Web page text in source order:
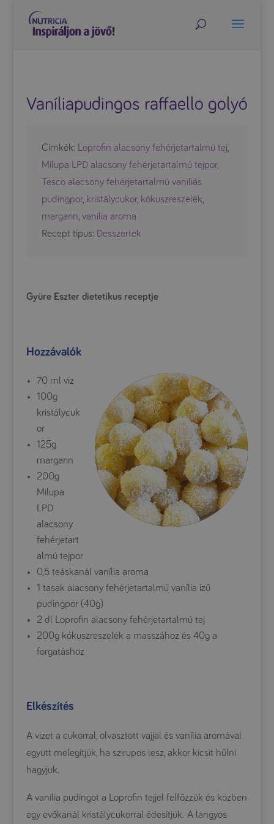
Vaníliapudingos raffaello golyó
Címkék: Loprofin alacsony fehérjetartalmú tej,
Milupa LPD alacsony fehérjetartalmú tejpor,
Tesco alacsony fehérjetartalmú vaníliás
pudingpor, kristálycukor, kókuszreszelék,
margarin, vanília aroma
Recept típus: Desszertek
Gyüre Eszter dietetikus receptje
Hozzávalók
70 ml víz
100g
kristálycuk
or
125g
margarin
200g
Milupa
LPD
alacsony
fehérjetart
almú tejpor
0,5 teáskanál vanília aroma
1 tasak alacsony fehérjetartalmú vanília ízű
pudingpor (40g)
2 dl Loprofin alacsony fehérjetartalmú tej
200g kókuszreszelék a masszához és 40g a
forgatáshoz
Elkészítés
A vizet a cukorral, olvasztott vajjal és vanília aromával
együtt melegítjük, ha szirupos lesz, akkor kicsit hűlni
hagyjuk.
A vanília pudingot a Loprofin tejjel felfőzzük és közben
egy evőkanál kristálycukorral édesítjük. A langyos